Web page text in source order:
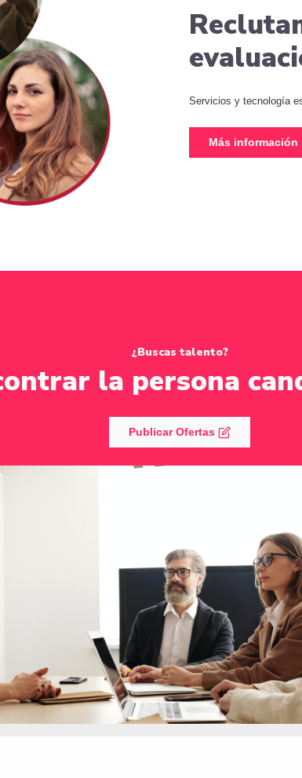
Servicios y tecnología
Más información
¿Buscas talento?
la persona
Publicar Ofertas